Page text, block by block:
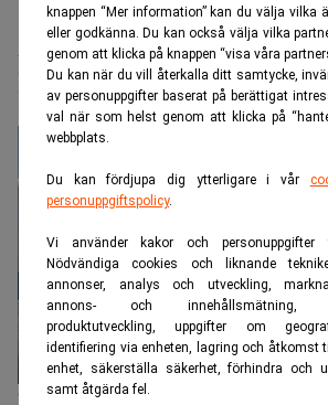
knappen “Mer information” kan du välja vilka
eller godkänna. Du kan också välja vilka
genom att klicka på knappen “visa våra
Du kan när du vill återkalla ditt samtycke,
av personuppgifter baserat på berättigat
val när som helst genom att klicka på
webbplats.
Du kan fördjupa dig ytterligare i vår
personuppgiftspolicy.
Vi använder kakor och
Nödvändiga cookies och liknande
annonser, analys och utveckling,
annons- och innehållsmätning,
produktutveckling, uppgifter om
identifiering via enheten, lagring och åtkomst
enhet, säkerställa säkerhet, förhindra och
samt åtgärda fel.
Realtid.se Makro
Microsoft lättar på
hjälp av Big Oil
Chevron blir Microsofts partner när AI-